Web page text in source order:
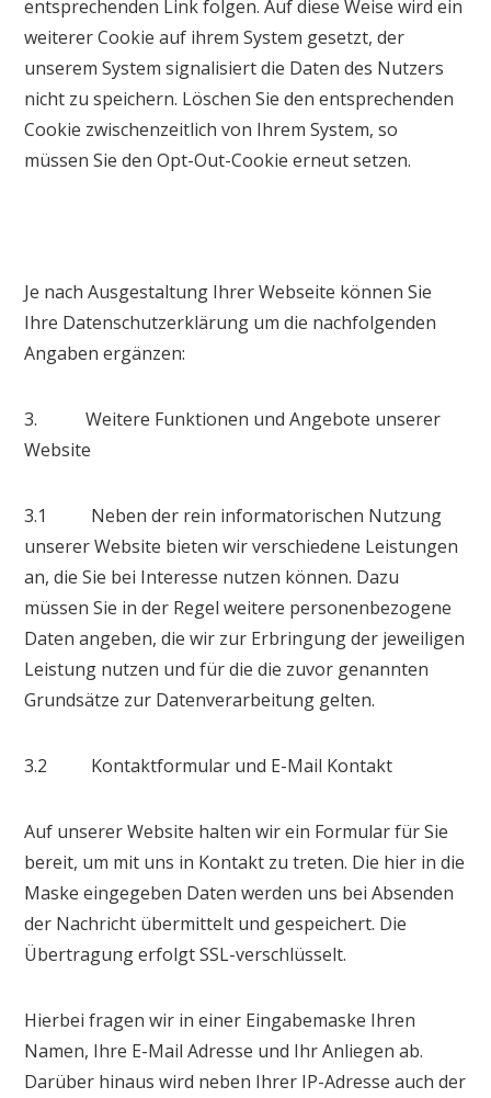
entsprechenden Link folgen. Auf diese Weise wird ein
weiterer Cookie auf ihrem System gesetzt, der
unserem System signalisiert die Daten des Nutzers
nicht zu speichern. Löschen Sie den entsprechenden
Cookie zwischenzeitlich von Ihrem System, so
müssen Sie den Opt-Out-Cookie erneut setzen.
Je nach Ausgestaltung Ihrer Webseite können Sie
Ihre Datenschutzerklärung um die nachfolgenden
Angaben ergänzen:
3. Weitere Funktionen und Angebote unserer
Website
3.1 Neben der rein informatorischen Nutzung
unserer Website bieten wir verschiedene Leistungen
an, die Sie bei Interesse nutzen können. Dazu
müssen Sie in der Regel weitere personenbezogene
Daten angeben, die wir zur Erbringung der jeweiligen
Leistung nutzen und für die die zuvor genannten
Grundsätze zur Datenverarbeitung gelten.
3.2 Kontaktformular und E-Mail Kontakt
Auf unserer Website halten wir ein Formular für Sie
bereit, um mit uns in Kontakt zu treten. Die hier in die
Maske eingegeben Daten werden uns bei Absenden
der Nachricht übermittelt und gespeichert. Die
Übertragung erfolgt SSL-verschlüsselt.
Hierbei fragen wir in einer Eingabemaske Ihren
Namen, Ihre E-Mail Adresse und Ihr Anliegen ab.
Darüber hinaus wird neben Ihrer IP-Adresse auch der